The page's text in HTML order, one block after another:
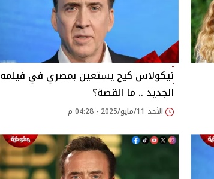
نيكولاس كيج يستعين بمصري في فيلمه
الجديد .. ما القصة؟
الأحد 11/مايو/2025 - 04:28 م